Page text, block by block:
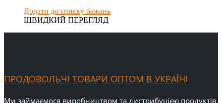
Додати до списку бажань
ШВИДКИЙ ПЕРЕГЛЯД
ПРОДОВОЛЬЧІ ТОВАРИ ОПТОМ В УКРАЇНІ
Ми займаємося виробництвом та дистрибуцією продуктів